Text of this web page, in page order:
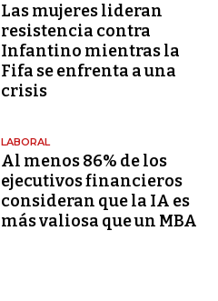
Las mujeres lideran
resistencia contra
Infantino mientras la
Fifa se enfrenta a una
crisis
LABORAL
Al menos 86% de los
ejecutivos financieros
consideran que la IA es
más valiosa que un MBA